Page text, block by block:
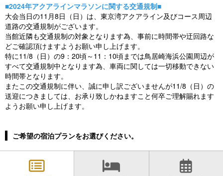
■2024年アクアラインマラソンに関する交通規制■
大会当日の11月8日（日）は、東京湾アクアライン及びコース周辺
道路の交通規制がございます。
当館近隣も交通規制の対象となります為、事前に時間帯や迂回路な
どご確認頂けますようお願い申し上げます。
特に11/8（日）の9：20頃～11：10頃までは鳥居崎海浜公園周辺が
すべて交通規制中となります為、車両に関しては一切移動できない
時間帯となります。
またこの交通規制に伴い、誠に申し訳ございませんが11/8（日）の
送迎につきましては、お承り致しかねますこと何卒ご理解賜れます
ようお願い申し上げます。
ご希望の宿泊プランをお選びください。